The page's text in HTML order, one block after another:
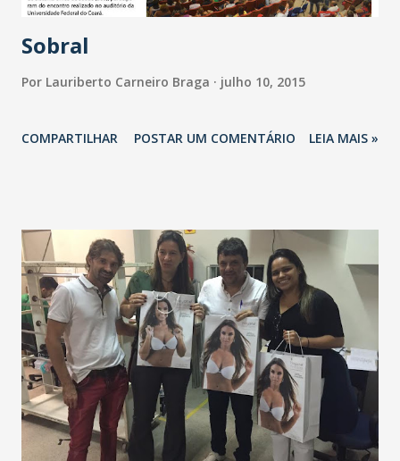
Sobral
Por Lauriberto Carneiro Braga julho 10, 2015
COMPARTILHAR POSTAR UM COMENTÁRIO LEIA MAIS »